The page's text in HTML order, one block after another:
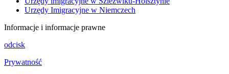
Urzędy Imigracyjne w Niemczech
Informacje i informacje prawne
odcisk
Prywatność